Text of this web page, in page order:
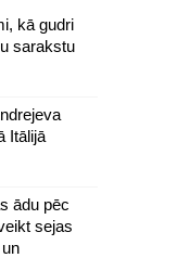
kā gudri
sarakstu
Itālijā
ādu pēc
sejas